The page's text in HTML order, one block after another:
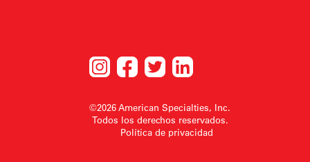
©2026 American Specialties, Inc.
Todos los derechos reservados.
Política de privacidad